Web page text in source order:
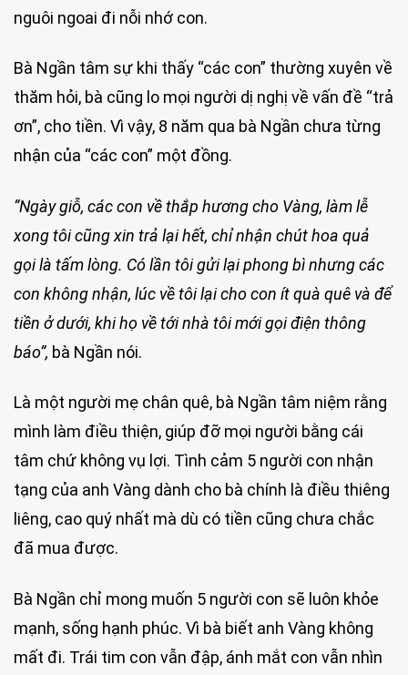
nguôi ngoai đi nỗi nhớ con.
Bà Ngần tâm sự khi thấy “các con” thường xuyên về
thăm hỏi, bà cũng lo mọi người dị nghị về vấn đề “trả
ơn”, cho tiền. Vì vậy, 8 năm qua bà Ngần chưa từng
nhận của “các con” một đồng.
“Ngày giỗ, các con về thắp hương cho Vàng, làm lễ
xong tôi cũng xin trả lại hết, chỉ nhận chút hoa quả
gọi là tấm lòng. Có lần tôi gửi lại phong bì nhưng các
con không nhận, lúc về tôi lại cho con ít quà quê và để
tiền ở dưới, khi họ về tới nhà tôi mới gọi điện thông
báo”, bà Ngần nói.
Là một người mẹ chân quê, bà Ngần tâm niệm rằng
mình làm điều thiện, giúp đỡ mọi người bằng cái
tâm chứ không vụ lợi. Tình cảm 5 người con nhận
tạng của anh Vàng dành cho bà chính là điều thiêng
liêng, cao quý nhất mà dù có tiền cũng chưa chắc
đã mua được.
Bà Ngần chỉ mong muốn 5 người con sẽ luôn khỏe
mạnh, sống hạnh phúc. Vì bà biết anh Vàng không
mất đi. Trái tim con vẫn đập, ánh mắt con vẫn nhìn